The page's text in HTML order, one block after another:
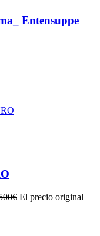
Entensuppe
€ El precio original